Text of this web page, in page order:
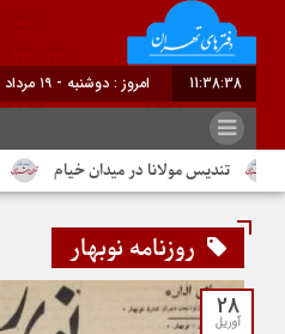
11:38:39 امروز : دوشنبه - ۱۹ مرداد - ۱۴۰۵
تندیس مولانا در میدان خیام
روزنامه نوبهار
28
آوریل